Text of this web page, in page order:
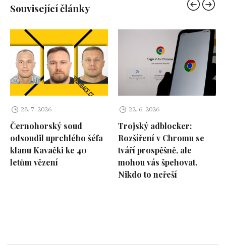
Související články
28. 7. 2026
Černohorský soud
odsoudil uprchlého šéfa
klanu Kavački ke 40
letům vězení
22. 6. 2026
Trojský adblocker:
Rozšíření v Chromu se
tváří prospěšně, ale
mohou vás špehovat.
Nikdo to neřeší